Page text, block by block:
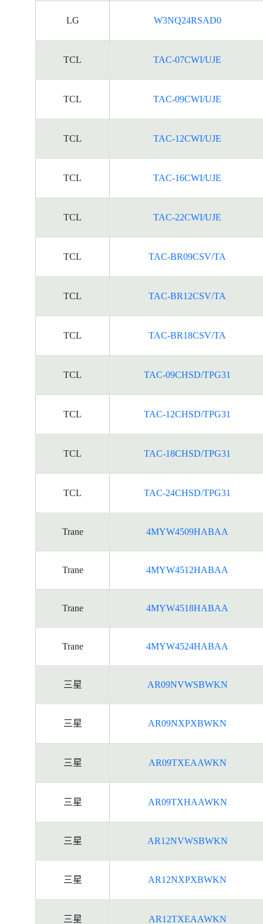
LG W3NQ24RSAD0
TCL TAC-07CWI/UJE
TCL TAC-09CWI/UJE
TCL TAC-12CWI/UJE
TCL TAC-16CWI/UJE
TCL TAC-22CWI/UJE
TCL TAC-BR09CSV/TA
TCL TAC-BR12CSV/TA
TCL TAC-BR18CSV/TA
TCL TAC-09CHSD/TPG31
TCL TAC-12CHSD/TPG31
TCL TAC-18CHSD/TPG31
TCL TAC-24CHSD/TPG31
Trane 4MYW4509HABAA
Trane 4MYW4512HABAA
Trane 4MYW4518HABAA
Trane 4MYW4524HABAA
三星 AR09NVWSBWKN
三星 AR09NXPXBWKN
三星 AR09TXEAAWKN
三星 AR09TXHAAWKN
三星 AR12NVWSBWKN
三星 AR12NXPXBWKN
三星 AR12TXEAAWKN